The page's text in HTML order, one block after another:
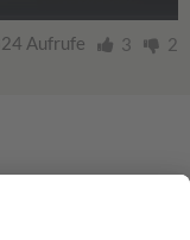
Aufrufe 3 2